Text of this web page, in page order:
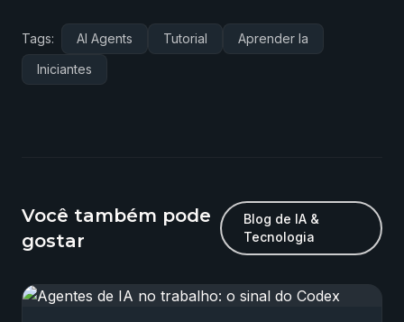
Tags: AI Agents Tutorial
Aprender Ia
Iniciantes
Você também pode
gostar
Blog de IA &
Tecnologia